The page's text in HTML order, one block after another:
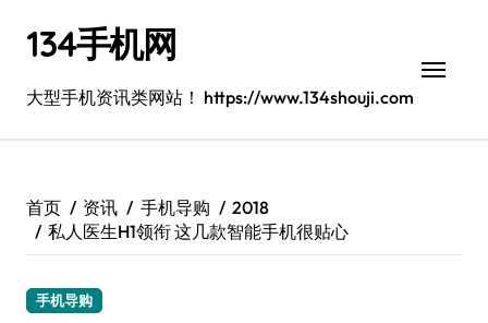
134手机网
大型手机资讯类网站！ https://www.134shouji.com
首页 资讯 手机导购
2018
私人医生H1领衔 这几款智能手机很贴心
手机导购